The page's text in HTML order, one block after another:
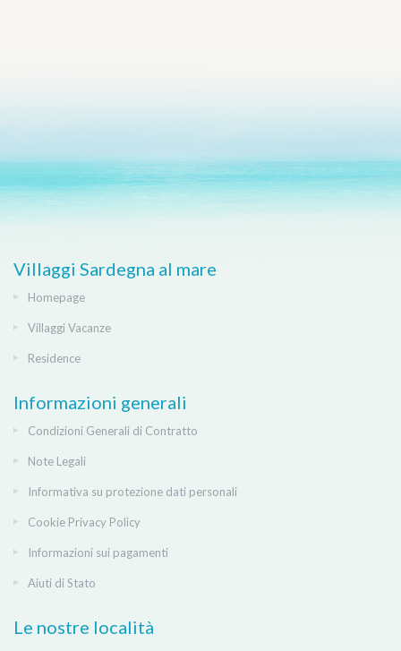
Villaggi Sardegna al mare
Homepage
Villaggi Vacanze
Residence
Informazioni generali
Condizioni Generali di Contratto
Note Legali
Informativa su protezione dati personali
Cookie Privacy Policy
Informazioni sui pagamenti
Aiuti di Stato
Le nostre località